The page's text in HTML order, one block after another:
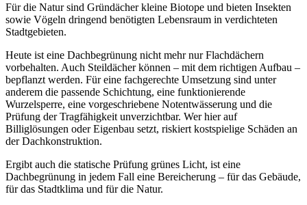
Für die Natur sind Gründächer kleine Biotope und bieten Insekten
sowie Vögeln dringend benötigten Lebensraum in verdichteten
Stadtgebieten.
Heute ist eine Dachbegrünung nicht mehr nur Flachdächern
vorbehalten. Auch Steildächer können – mit dem richtigen Aufbau –
bepflanzt werden. Für eine fachgerechte Umsetzung sind unter
anderem die passende Schichtung, eine funktionierende
Wurzelsperre, eine vorgeschriebene Notentwässerung und die
Prüfung der Tragfähigkeit unverzichtbar. Wer hier auf
Billiglösungen oder Eigenbau setzt, riskiert kostspielige Schäden an
der Dachkonstruktion.
Ergibt auch die statische Prüfung grünes Licht, ist eine
Dachbegrünung in jedem Fall eine Bereicherung – für das Gebäude,
für das Stadtklima und für die Natur.